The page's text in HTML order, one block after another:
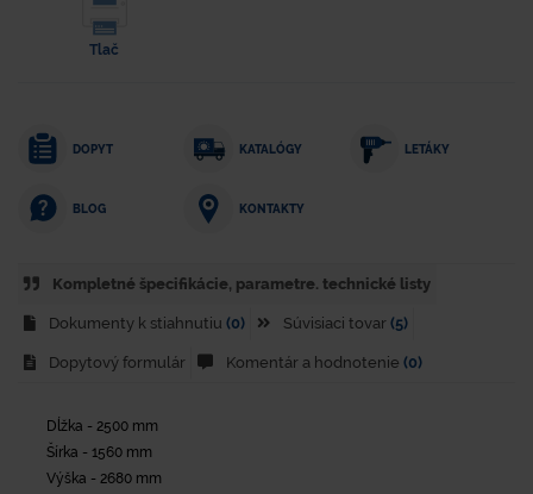
Tlač
DOPYT KATALÓGY LETÁKY
BLOG KONTAKTY
Kompletné špecifikácie, parametre. technické listy
Dokumenty k stiahnutiu (0) Súvisiaci tovar (5)
Dopytový formulár Komentár a hodnotenie (0)
Dĺžka - 2500 mm
Šírka - 1560 mm
Výška - 2680 mm